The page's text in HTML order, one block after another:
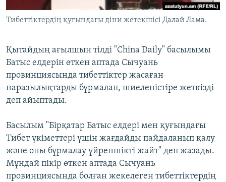
Тибеттіктердің қуғындағы діни жетекшісі Далай Лама.
Қытайдың ағылшын тілді "China Daily" басылымы
Батыс елдерін өткен аптада Сычуань
провинциясында тибеттіктер жасаған
наразылықтарды бұрмалап, шиеленістіре жеткізді
деп айыптады.
Басылым "Бірқатар Батыс елдері мен қуғындағы
Тибет үкіметтері үшін жағдайды пайдаланып қалу
және оны бұрмалау үйреншікті жайт" деп жазады.
Мұндай пікір өткен аптада Сычуань
провинциясында болған жекелеген тибеттіктердің